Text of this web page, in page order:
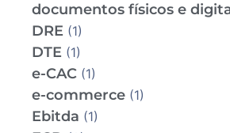
documentos físicos e
DRE (1)
DTE (1)
e-CAC (1)
e-commerce (1)
Ebitda (1)